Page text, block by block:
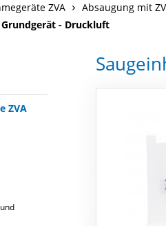
ZVA Absaugung mit
- Druckluft
ZVA